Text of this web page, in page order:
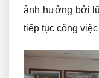
ảnh hưởng bởi
tiếp tục công